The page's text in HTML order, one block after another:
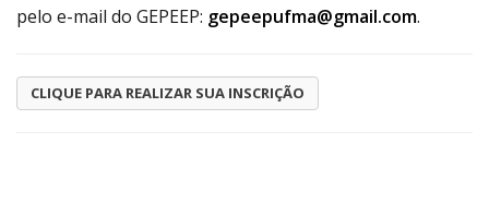
pelo e-mail do GEPEEP: gepeepufma@gmail.com.
CLIQUE PARA REALIZAR SUA INSCRIÇÃO